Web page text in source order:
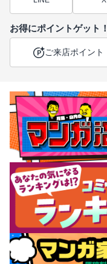
お得にポイントゲット！
ご来店ポイント